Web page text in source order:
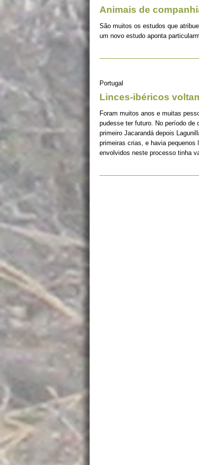
Animais de
São muitos os estudos que
um novo estudo aponta
Portugal
Linces-ibéricos
Foram muitos anos e muitas
pudesse ter futuro. No período de
primeiro Jacarandá depois
primeiras crias, e havia
envolvidos neste processo tinha